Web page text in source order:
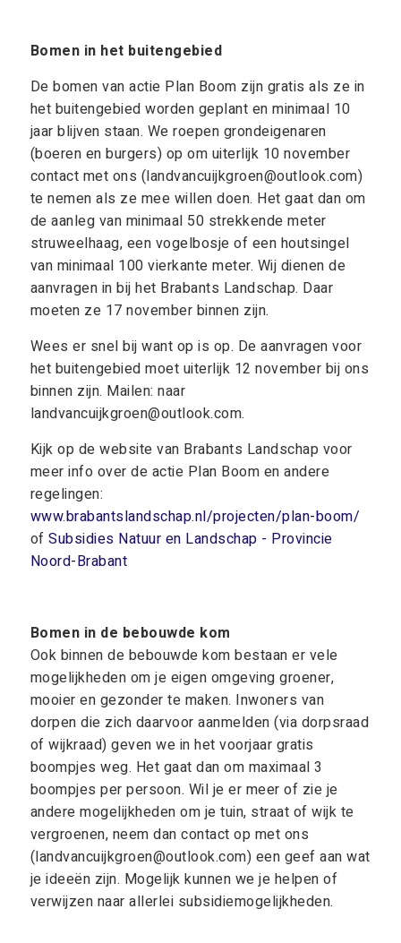
Bomen in het buitengebied
De bomen van actie Plan Boom zijn gratis als ze in
het buitengebied worden geplant en minimaal 10
jaar blijven staan. We roepen grondeigenaren
(boeren en burgers) op om uiterlijk 10 november
contact met ons (landvancuijkgroen@outlook.com)
te nemen als ze mee willen doen. Het gaat dan om
de aanleg van minimaal 50 strekkende meter
struweelhaag, een vogelbosje of een houtsingel
van minimaal 100 vierkante meter. Wij dienen de
aanvragen in bij het Brabants Landschap. Daar
moeten ze 17 november binnen zijn.
Wees er snel bij want op is op. De aanvragen voor
het buitengebied moet uiterlijk 12 november bij ons
binnen zijn. Mailen: naar
landvancuijkgroen@outlook.com.
Kijk op de website van Brabants Landschap voor
meer info over de actie Plan Boom en andere
regelingen:
www.brabantslandschap.nl/projecten/plan-boom/
ofSubsidies Natuur en Landschap - Provincie
Noord-Brabant
Bomen in de bebouwde kom
Ook binnen de bebouwde kom bestaan er vele
mogelijkheden om je eigen omgeving groener,
mooier en gezonder te maken. Inwoners van
dorpen die zich daarvoor aanmelden (via dorpsraad
of wijkraad) geven we in het voorjaar gratis
boompjes weg. Het gaat dan om maximaal 3
boompjes per persoon. Wil je er meer of zie je
andere mogelijkheden om je tuin, straat of wijk te
vergroenen, neem dan contact op met ons
(landvancuijkgroen@outlook.com) een geef aan wat
je ideeën zijn. Mogelijk kunnen we je helpen of
verwijzen naar allerlei subsidiemogelijkheden.